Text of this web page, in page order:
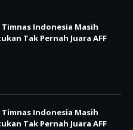
Indonesia Masih
Tak Pernah Juara AFF
Indonesia Masih
Tak Pernah Juara AFF